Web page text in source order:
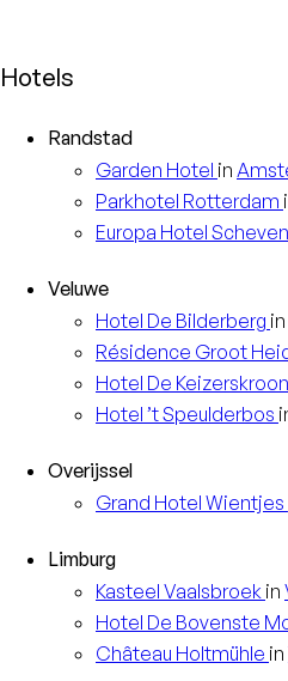
Hotels
Randstad
Garden Hotel in
Parkhotel Rotterdam
Europa Hotel
Veluwe
Hotel De Bilderberg in
Résidence Groot
Hotel De Keizerskroon
Hotel ’t Speulderbos
Overijssel
Grand Hotel Wientjes
Limburg
Kasteel Vaalsbroek in
Hotel De Bovenste
Château Holtmühle in